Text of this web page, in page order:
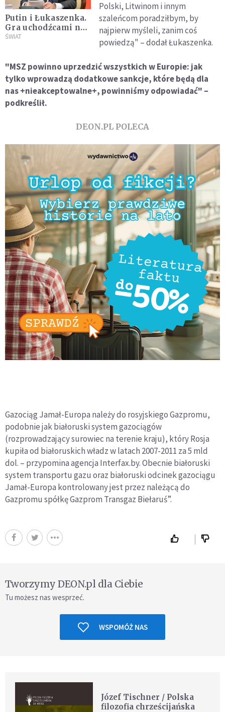
Putin i Łukaszenka.
Gra uchodźcami na
granicy Białorusi z
ŚWIAT
Polski, Litwinom i innym
szaleńcom poradziłbym, by
najpierw myśleli, zanim coś
powiedzą" – dodał Łukaszenka.
"MSZ powinno uprzedzić wszystkich w Europie: jak
tylko wprowadzą dodatkowe sankcje, które będą dla
nas +nieakceptowalne+, powinniśmy odpowiadać" –
podkreślił.
DEON.PL POLECA
Gazociąg Jamał-Europa należy do rosyjskiego Gazpromu,
podobnie jak białoruski system gazociągów
(rozprowadzający surowiec na terenie kraju), który Rosja
kupiła od białoruskich władz w latach 2007-2011 za 5 mld
dol. – przypomina agencja Interfax.by. Obecnie białoruski
system transportu gazu oraz białoruski odcinek gazociągu
Jamał-Europa kontrolowany jest przez należącą do
Gazpromu spółkę Gazprom Transgaz Biełaruś”.
Tworzymy DEON.pl dla Ciebie
Tu możesz nas wesprzeć.
WSPOMÓŻ NAS
Józef Tischner / Polska
filozofia chrześcijańska